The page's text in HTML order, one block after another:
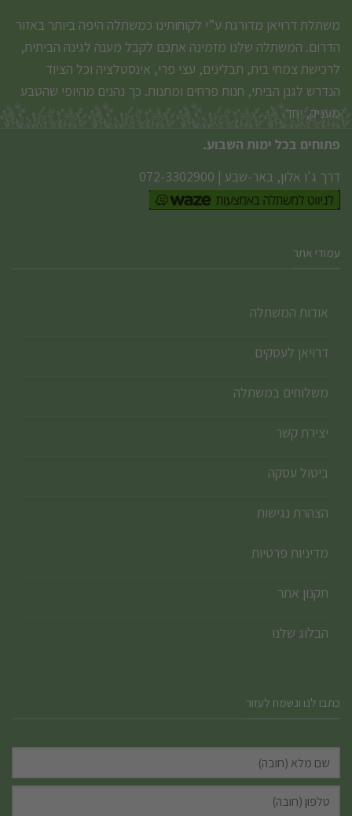
משתלת דרויאן מדורגת ע”י לקוחותינו כמשתלה היפה ביותר באזור
הדרום. המשתלה שלנו מזמינה אתכם לקבל מענה לגינה הביתית,
לרכישת צמחי בית, תבלינים, עצי פרי, אינסטלציה וכל הציוד
הנדרש לגנן הביתי, חנות פרחים ומתנות. כך נהנים מהיופי שהטבע
מעניק, יחד.
פתוחים בכל ימות השבוע.
דרך ג'ו אלון, באר-שבע |
072-3302900
עמודי אתר
אודות המשתלה
דרויאן לעסקים
משלוחים במשתלה
יצירת קשר
ביטול עסקה
הצהרת נגישות
מדיניות פרטיות
תקנון אתר
הבלוג שלנו
כתבו לנו ונשמח לעזור